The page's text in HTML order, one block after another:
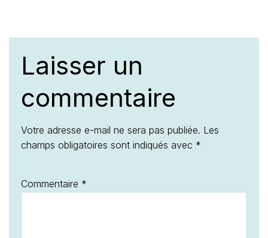
Laisser un
commentaire
Votre adresse e-mail ne sera pas publiée. Les
champs obligatoires sont indiqués avec *
Commentaire *